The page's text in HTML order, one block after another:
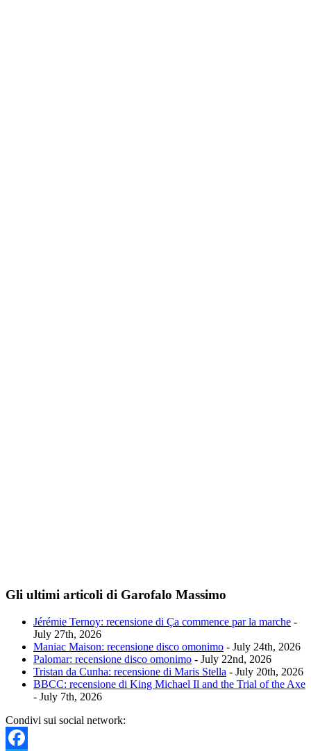
Gli ultimi articoli di Garofalo Massimo
Jérémie Ternoy: recensione di Ça commence par la marche -
July 27th, 2026
Maniac Maison: recensione disco omonimo - July 24th, 2026
Palomar: recensione disco omonimo - July 22nd, 2026
Tristan da Cunha: recensione di Maris Stella - July 20th, 2026
BBCC: recensione di King Michael Il and the Trial of the Axe
- July 7th, 2026
Condivi sui social network: